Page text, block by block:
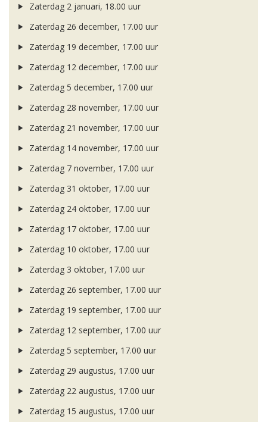
Zaterdag 2 januari, 18.00 uur
Zaterdag 26 december, 17.00 uur
Zaterdag 19 december, 17.00 uur
Zaterdag 12 december, 17.00 uur
Zaterdag 5 december, 17.00 uur
Zaterdag 28 november, 17.00 uur
Zaterdag 21 november, 17.00 uur
Zaterdag 14 november, 17.00 uur
Zaterdag 7 november, 17.00 uur
Zaterdag 31 oktober, 17.00 uur
Zaterdag 24 oktober, 17.00 uur
Zaterdag 17 oktober, 17.00 uur
Zaterdag 10 oktober, 17.00 uur
Zaterdag 3 oktober, 17.00 uur
Zaterdag 26 september, 17.00 uur
Zaterdag 19 september, 17.00 uur
Zaterdag 12 september, 17.00 uur
Zaterdag 5 september, 17.00 uur
Zaterdag 29 augustus, 17.00 uur
Zaterdag 22 augustus, 17.00 uur
Zaterdag 15 augustus, 17.00 uur